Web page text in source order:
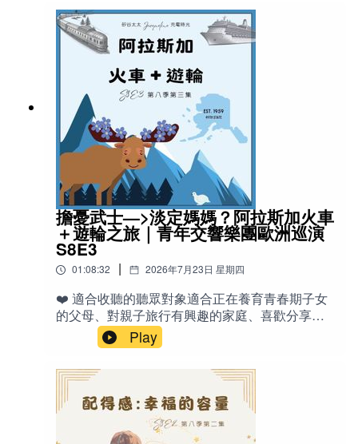
https://www.compass.com/agents/flora-chen/
Joseph Yen 房屋仲介 408-497-2989 (COMPASS 矽谷灣
區）
Broker Associate | DRE 01136969
https://www.compass.com/agents/joseph-yen/
＊捐款支持Jacqueline： 線上捐款
＊成為節目會員
喜歡我們的節目嗎？歡迎點選「訂閱」，不錯過每週新
節目的基本營運，同時享有多項專屬福利：不限次數收
聽已歸檔的舊節目、解鎖會員限定內容，以及每季寄送
至您信箱的精美電子書。
油然而生。 - 品味是客觀標準（社會文化環境）
與主觀感覺的綜合。 - 外表與生活環境讓自己舒
服時，會自然呈現鬆弛感，吸引適合的人事物。 -
「真正的謙虛，是擁有對自己的優缺點、長短
處，100%正確的訊息。」 - 「有時候，東施效
顰，真正的西施，是不會在意的。（如果在意，
可見我們大概還不是西施。還有進步空間）」 -
「世界上沒有什麼物質的東西，能增加、或減少
我的價值。」 🎙️相關老節目：S8E2 配得感：你的
幸福容量，承接自我價值的能力S8E1 你配得幸福
嗎？破解「配得感」迷思：非吸引力法則S7E18
談「鬆弛感」：天塌下來都撐得住？S7E2 「覺
醒」是什麼？S7E3 覺醒了沒？「覺醒症狀」有哪
些？
故事，而不是刻意神化的超自然經驗。* 希望從生
活中的小故事，得到關於陪伴、同理與愛的啟
發。即使你對寵物溝通完全不相信，這一集也許
仍能讓你對「溝通」這件事，產生一些新的觀點
✍️節目說明你想知道你的寵物在想些什麼嗎？你
相信，有些人真的可以接收到你的寵物想說什麼
嗎？這一集，我分享自己一次接受「寵物溝通」
的真實經驗。原本只是抱著半信半疑的態度，想
請一位正在學習動物溝通的朋友，幫我了解魚缸
裡的孔雀魚是否吃得足夠，以及家裡的小狗荔汁
是否有什麼說不出口的願望。沒想到，魚兒「想
要更多光線」的一句訊息，竟促使我重新打造一
個更舒適的水族環境；而荔汁最懷念的，不是更
多零食，而是曾經在大片草地上自由奔跑的快樂
時光。當我們重新帶牠回到草坪，看著牠開心翻
滾的模樣，我忽然明白，也許真正重要的，不是
我們是否相信寵物溝通，而是我們是否願意重新
學習傾聽。這不是一集要說服任何人的節目，也
不是對靈性現象的證明，而是一段關於好奇、陪
伴、理解與愛的生活故事。🐾 Erica 寵物溝通服
務介紹無論是目前陪伴在你身邊的毛孩，或是已
不限物種，所有動物都歡迎。預約前需要準備一
張寵物的照片（建議提供，但不是必要）。如果
沒有照片，也可以提供：寵物名字物種年齡（若
知道的話）溝通可透過 Zoom 或 電話 進行。溝通
擔憂武士—>淡定媽媽？阿拉斯加火車
＋遊輪之旅｜青年交響樂團歐洲巡演
S8E3
01:08:32 | 2026年7月23日 星期四
❤️ 適合收聽的聽眾對象適合正在養育青春期子女
的父母、對親子旅行有興趣的家庭、喜歡分享旅
行經歷與生活反思的聽眾，以及關注孩子教育、
樂團活動、螢幕管理、親子溝通與情緒管理的家
長。特別推薦給有海外旅行規劃、或正經歷「空
巢前後」心情轉換的聽眾。✍️節目說明這一集分
享一家四口前往阿拉斯加兩個星期的火車與遊輪
之旅，包含行程細節、親子互動、夫妻小衝突與
和解過程。也聊聊女兒們參與 青年交響樂團 到歐
Play